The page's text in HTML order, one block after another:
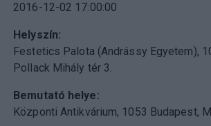
2016-12-02 17:00:00
Helyszín
Festetics Palota (Andrássy Egyetem),
Pollack Mihály tér 3.
Bemutató helye
Központi Antikvárium, 1053 Budapest,